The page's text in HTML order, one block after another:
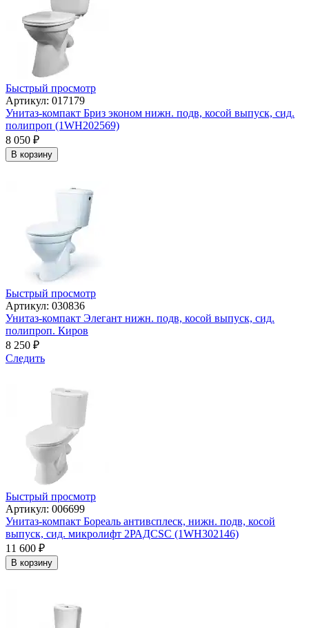
Быстрый просмотр
Артикул: 017179
Унитаз-компакт Бриз эконом нижн. подв, косой выпуск, сид.
полипроп (1WH202569)
8 050 ₽
В корзину
Быстрый просмотр
Артикул: 030836
Унитаз-компакт Элегант нижн. подв, косой выпуск, сид.
полипроп. Киров
8 250 ₽
Следить
Быстрый просмотр
Артикул: 006699
Унитаз-компакт Бореаль антивсплеск, нижн. подв, косой
выпуск, сид. микролифт 2РАДСSC (1WH302146)
11 600 ₽
В корзину